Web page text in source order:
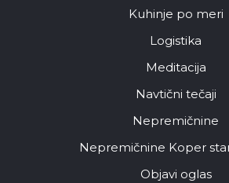
Kuhinje po meri
Logistika
Meditacija
Navtični tečaji
Nepremičnine
Nepremičnine Koper
Objavi oglas